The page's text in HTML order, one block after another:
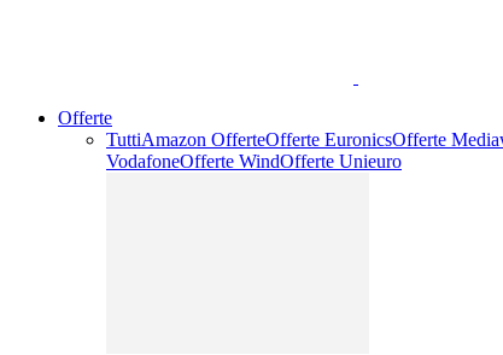
Offerte
TuttiAmazon OfferteOfferte EuronicsOfferte
VodafoneOfferte WindOfferte Unieuro